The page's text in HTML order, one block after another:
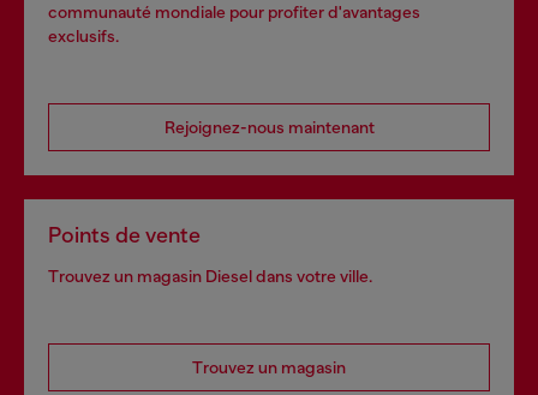
communauté mondiale pour profiter d'avantages
exclusifs.
Rejoignez-nous maintenant
Points de vente
Trouvez un magasin Diesel dans votre ville.
Trouvez un magasin